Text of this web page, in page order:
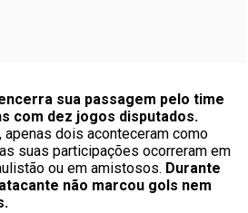
sua passagem pelo time
com dez jogos disputados.
dois aconteceram como
suas participações ocorreram em
ou em amistosos. Durante
não marcou gols nem